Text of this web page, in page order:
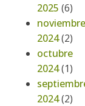
2025 (6)
noviembre
2024(2)
octubre
2024(1)
2024(2)